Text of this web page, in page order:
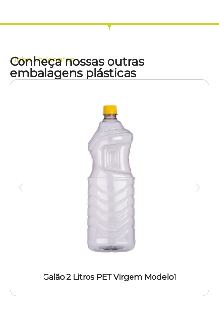
LinhaSaneantes
Conheça nossas outras
embalagens plásticas
Galão 2 Litros PET Virgem Modelo1